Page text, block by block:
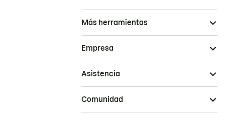
Más herramientas
Empresa
Asistencia
Comunidad